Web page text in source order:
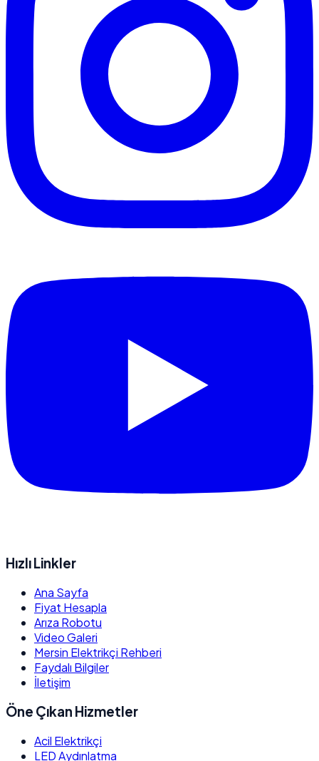
Hızlı Linkler
Ana Sayfa
Fiyat Hesapla
Arıza Robotu
Video Galeri
Mersin Elektrikçi Rehberi
Faydalı Bilgiler
İletişim
Öne Çıkan Hizmetler
Acil Elektrikçi
LED Aydınlatma